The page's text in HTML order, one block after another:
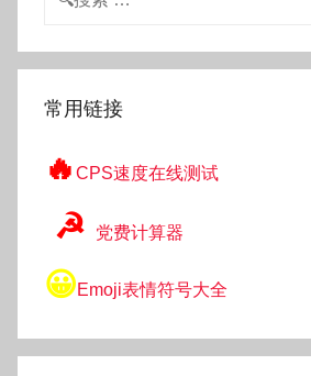
常用链接
🔥 CPS速度在线测试
☭ 党费计算器
😀Emoji表情符号大全